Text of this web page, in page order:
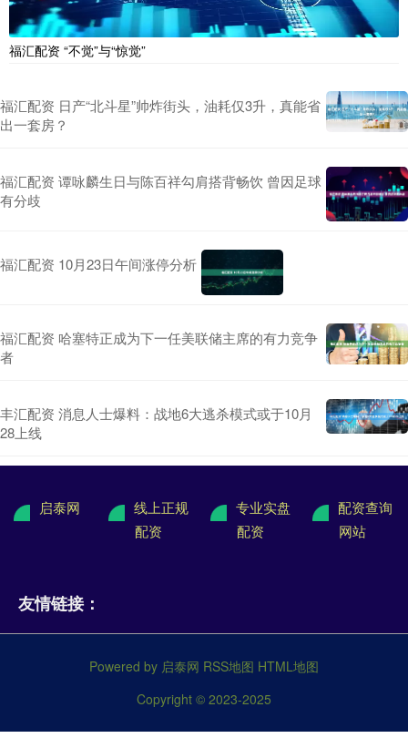
福汇配资 “不觉”与“惊觉”
福汇配资 日产“北斗星”帅炸街头，油耗仅3升，真能省
出一套房？
福汇配资 谭咏麟生日与陈百祥勾肩搭背畅饮 曾因足球
有分歧
福汇配资 10月23日午间涨停分析
福汇配资 哈塞特正成为下一任美联储主席的有力竞争
者
丰汇配资 消息人士爆料：战地6大逃杀模式或于10月
28上线
启泰网
线上正规
配资
专业实盘
配资
配资查询
网站
友情链接：
Powered by 启泰网 RSS地图 HTML地图
Copyright © 2023-2025